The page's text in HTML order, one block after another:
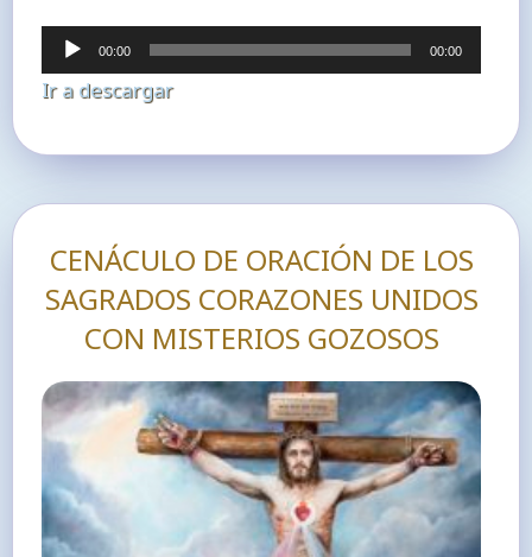
Reproductor
de
audio
00:00 00:00
Ir a descargar
CENÁCULO DE ORACIÓN DE LOS
SAGRADOS CORAZONES UNIDOS
CON MISTERIOS GOZOSOS